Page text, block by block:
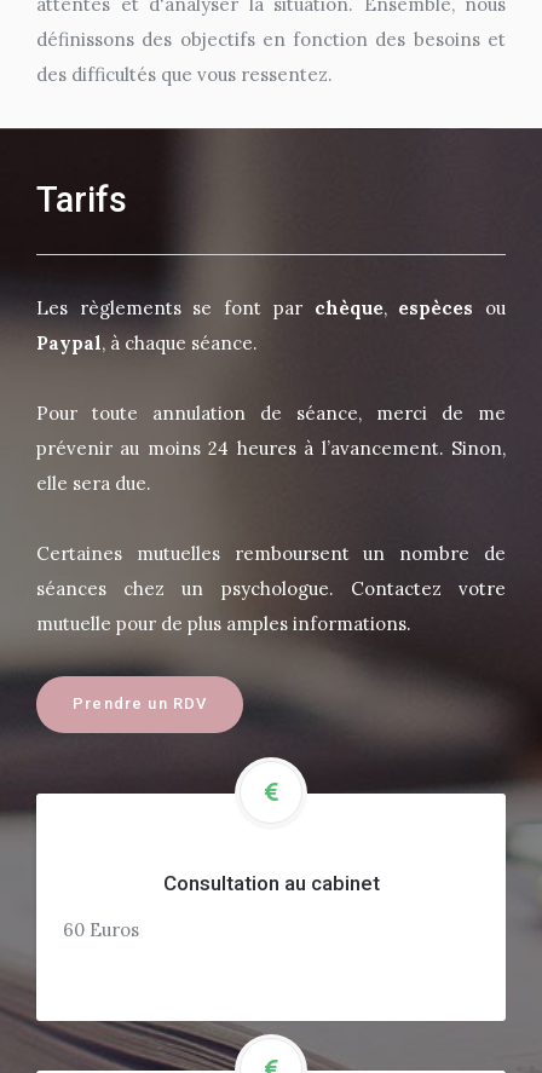
définissons des objectifs en fonction des besoins et
des difficultés que vous ressentez.
Tarifs
Les règlements se font par chèque, espèces ou
Paypal, à chaque séance.
Pour toute annulation de séance, merci de me
prévenir au moins 24 heures à l’avancement. Sinon,
elle sera due.
Certaines mutuelles remboursent un nombre de
séances chez un psychologue. Contactez votre
mutuelle pour de plus amples informations.
Prendre un RDV
Consultation au cabinet
60 Euros